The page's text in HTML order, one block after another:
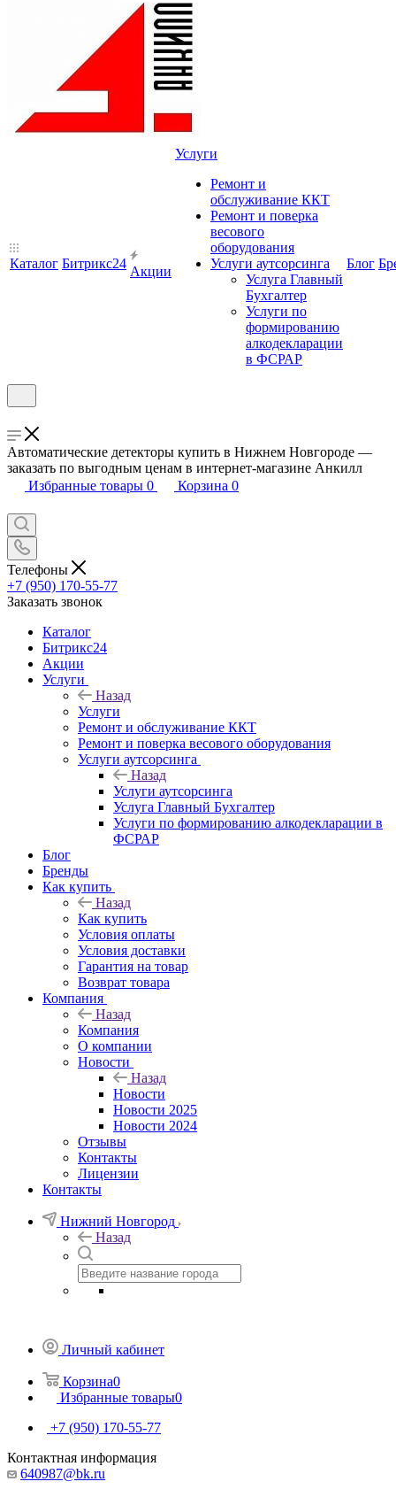
Каталог Битрикс24
Акции
Услуги
Ремонт и
обслуживание ККТ
Ремонт и поверка
весового
оборудования
Услуги аутсорсинга
Услуга Главный
Бухгалтер
Услуги по
формированию
алкодекларации
в ФСРАР
Блог
Автоматические детекторы купить в Нижнем Новгороде —
заказать по выгодным ценам в интернет-магазине Анкилл
Избранные товары 0 Корзина 0
Телефоны
+7 (950) 170-55-77
Заказать звонок
Каталог
Битрикс24
Акции
Услуги
Назад
Услуги
Ремонт и обслуживание ККТ
Ремонт и поверка весового оборудования
Услуги аутсорсинга
Назад
Услуги аутсорсинга
Услуга Главный Бухгалтер
Услуги по формированию алкодекларации в
ФСРАР
Блог
Бренды
Как купить
Назад
Как купить
Условия оплаты
Условия доставки
Гарантия на товар
Возврат товара
Компания
Назад
Компания
О компании
Новости
Назад
Новости
Новости 2025
Новости 2024
Отзывы
Контакты
Лицензии
Контакты
Нижний Новгород
Назад
Личный кабинет
Корзина0
Избранные товары0
+7 (950) 170-55-77
Контактная информация
640987@bk.ru